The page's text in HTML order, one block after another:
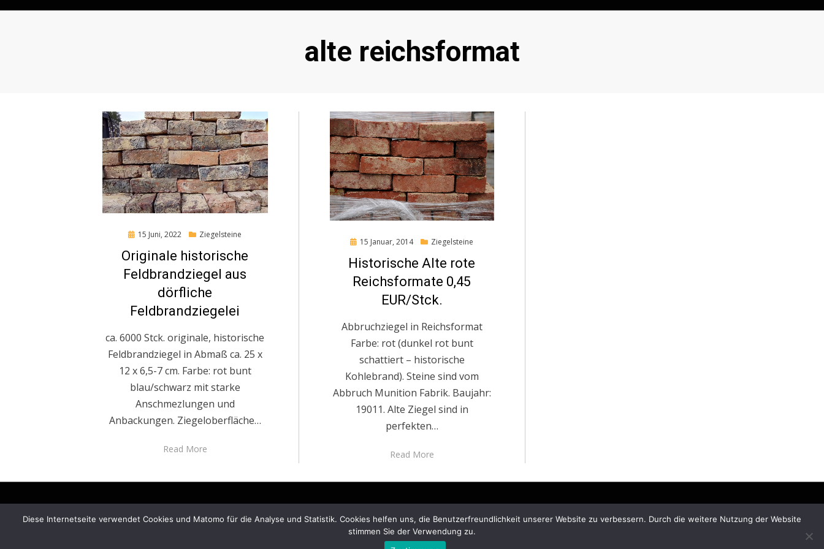
Schlagwort
:
alte reichsformat
Posted
15 Juni, 2022 Ziegelsteine
Originale historische
Feldbrandziegel aus
dörfliche
Feldbrandziegelei
ca. 6000 Stck. originale, historische
Feldbrandziegel in Abmaß ca. 25 x
12 x 6,5-7 cm. Farbe: rot bunt
blau/schwarz mit starke
Anschmezlungen und
Anbackungen. Ziegeloberfläche…
Read More
Posted
15 Januar, 2014 Ziegelsteine
Historische Alte rote
Reichsformate 0,45
EUR/Stck.
Abbruchziegel in Reichsformat
Farbe: rot (dunkel rot bunt
schattiert – historische
Kohlebrand). Steine sind vom
Abbruch Munition Fabrik. Baujahr:
19011. Alte Ziegel sind in
perfekten…
Read More
© Copyright 2026 –ziegelmanufaktur.eu
Anther Theme byDesignOrbital ⋅Powered byWordPress
Diese Internetseite verwendet Cookies und Matomo für die Analyse und Statistik. Cookies helfen uns, die Benutzerfreundlichkeit unserer Website zu verbessern. Durch die weitere Nutzung der Website
stimmen Sie der Verwendung zu.